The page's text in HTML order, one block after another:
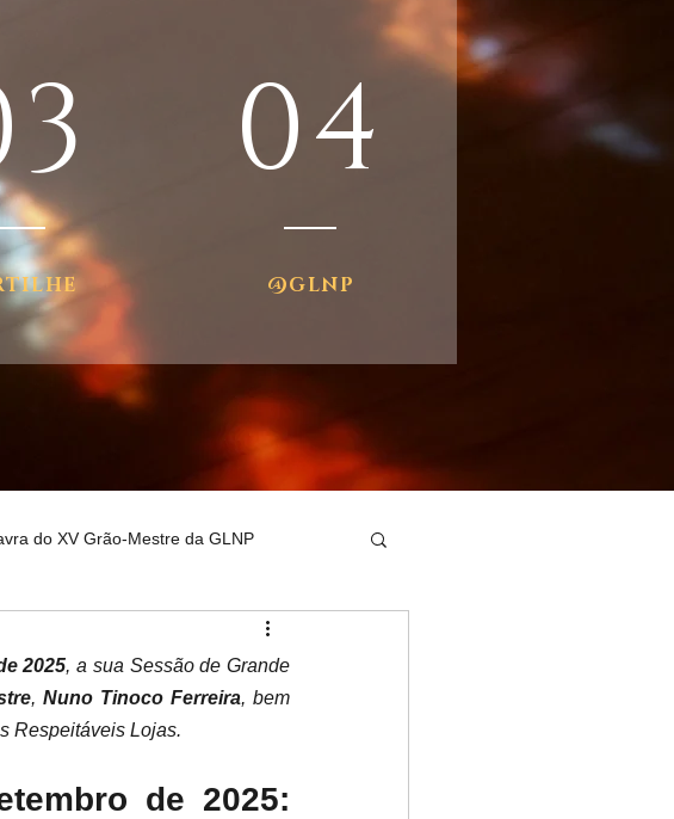
04
@GLNP
do XV Grão-Mestre da GLNP
2025, a sua Sessão de Grande
, Nuno Tinoco Ferreira, bem
Respeitáveis Lojas.
de 2025: